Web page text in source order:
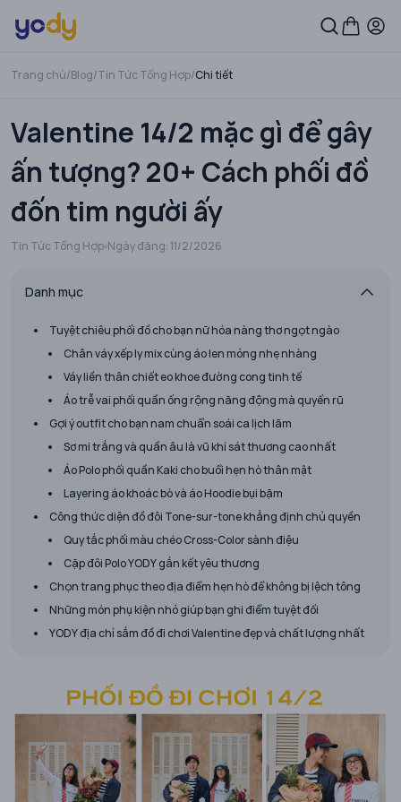
Trang chủ/Blog/Tin Tức Tổng Hợp/Chi tiết
Valentine 14/2 mặc gì để gây
ấn tượng? 20+ Cách phối đồ
đốn tim người ấy
Tin Tức Tổng Hợp Ngày đăng:11/2/2026
Danh mục
Tuyệt chiêu phối đồ cho bạn nữ hóa nàng thơ ngọt ngào
Chân váy xếp ly mix cùng áo len mỏng nhẹ nhàng
Váy liền thân chiết eo khoe đường cong tinh tế
Áo trễ vai phối quần ống rộng năng động mà quyến rũ
Gợi ý outfit cho bạn nam chuẩn soái ca lịch lãm
Sơ mi trắng và quần âu là vũ khí sát thương cao nhất
Áo Polo phối quần Kaki cho buổi hẹn hò thân mật
Layering áo khoác bò và áo Hoodie bụi bặm
Công thức diện đồ đôi Tone-sur-tone khẳng định chủ quyền
Quy tắc phối màu chéo Cross-Color sành điệu
Cặp đôi Polo YODY gắn kết yêu thương
Chọn trang phục theo địa điểm hẹn hò để không bị lệch tông
Những món phụ kiện nhỏ giúp bạn ghi điểm tuyệt đối
YODY địa chỉ sắm đồ đi chơi Valentine đẹp và chất lượng nhất